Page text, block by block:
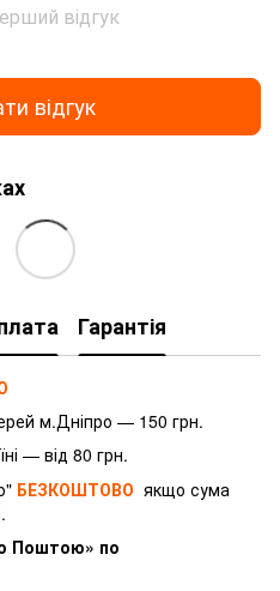
відгук
відгук
Гарантія
м.Дніпро — 150 грн.
— від 80 грн.
БЕЗКОШТОВО якщо сума
Поштою» по